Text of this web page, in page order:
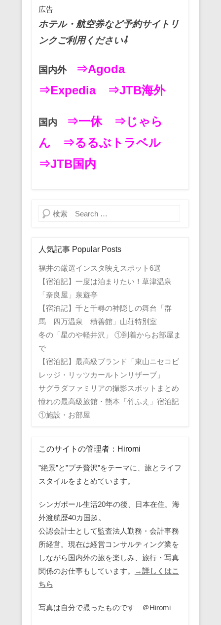
o
k
広告
ホテル・航空券など予約サイトリ
ンクご利用ください⇩
国内外
⇒Agoda
⇒Expedia
⇒JTB海外
国内 ⇒一休
⇒じゃら
ん
⇒るるぶトラベル
⇒JTB国内
検索
人気記事 Popular Posts
福井の厳選インスタ映えスポット6選
【宿泊記】一度は泊まりたい！草津温泉
「奈良屋」泉遊亭
【宿泊記】千と千尋の神隠しの舞台「群
馬 四万温泉 積善館」山荘特別室
冬の「星のや軽井沢」 ①到着からお部屋ま
で
【宿泊記】最高級ブランド「東山ニセコビ
レッジ・リッツカールトンリザーブ」
サグラダファミリアの撮影スポットまとめ
憧れの最高級旅館・熊本「竹ふえ」宿泊記
①施設・お部屋
このサイトの管理者：Hiromi
”絶景”と”プチ贅沢”をテーマに、旅とライフ
スタイルをまとめています。
シンガポール生活20年の後、日本在住。海
外渡航歴40カ国超。
公認会計士として監査法人勤務・会計事務
所経営。現在は経営コンサルティング業を
しながら国内外の旅を楽しみ、旅行・写真
関係のお仕事もしています。
→詳しくはこ
ちら
写真は自分で撮ったものです ＠Hiromi